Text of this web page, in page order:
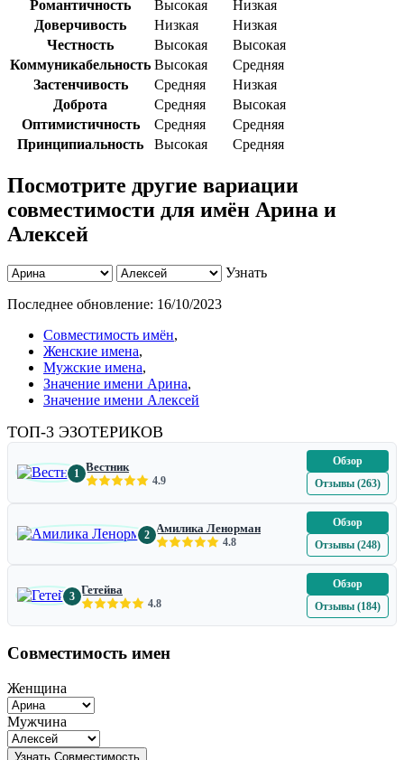
Романтичность Высокая
Низкая
Доверчивость
Низкая
Низкая
Честность
Высокая
Высокая
Коммуникабельность Высокая
Средняя
Застенчивость
Средняя
Низкая
Доброта
Средняя
Высокая
Оптимистичность
Средняя
Средняя
Принципиальность
Высокая Средняя
Посмотрите другие вариации
совместимости для имён Арина и
Алексей
Узнать
Последнее обновление: 16/10/2023
Совместимость имён,
Женские имена,
Мужские имена,
Значение имени Арина,
Значение имени Алексей
ТОП-3 ЭЗОТЕРИКОВ
1 Вестник
4.9
Обзор
Отзывы (263)
2 Амилика Ленорман
4.8
Обзор
Отзывы (248)
3 Гетейва
4.8
Обзор
Отзывы (184)
Совместимость имен
Женщина
Мужчина